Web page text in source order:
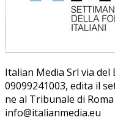
Ita­lian Me­dia Srl via del
09099241003, edi­ta il
ne al Tri­bu­na­le di
info@ita­lian­me­dia.eu